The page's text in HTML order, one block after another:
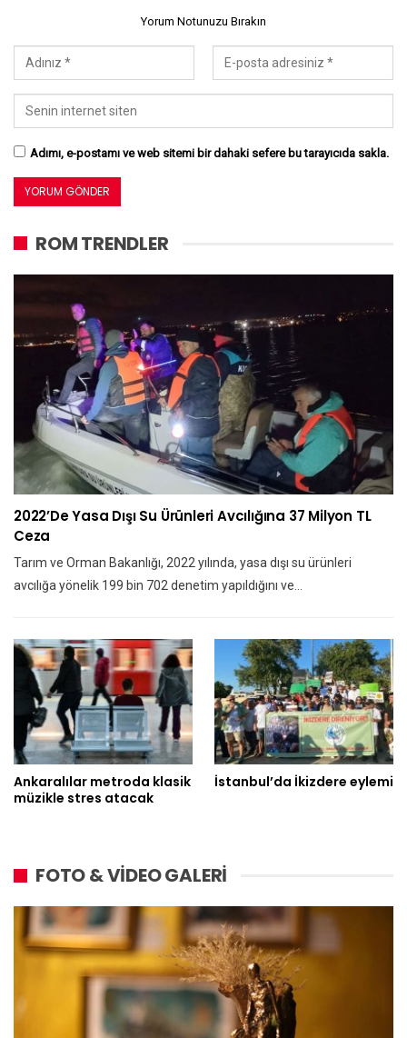
Yorum Notunuzu Bırakın
Adımı, e-postamı ve web sitemi bir dahaki sefere bu tarayıcıda sakla.
ROM TRENDLER
2022’de Yasa Dışı Su Ürünleri Avcılığına 37 Milyon TL
Ceza
Tarım ve Orman Bakanlığı, 2022 yılında, yasa dışı su ürünleri
avcılığa yönelik 199 bin 702 denetim yapıldığını ve…
Ankaralılar metroda klasik
müzikle stres atacak
İstanbul’da İkizdere eylemi
FOTO & VİDEO GALERİ